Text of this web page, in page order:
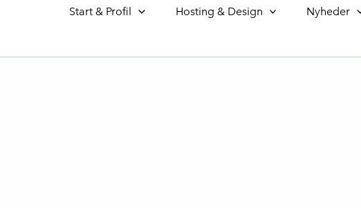
Start & Profil Hosting & Design Nyheder